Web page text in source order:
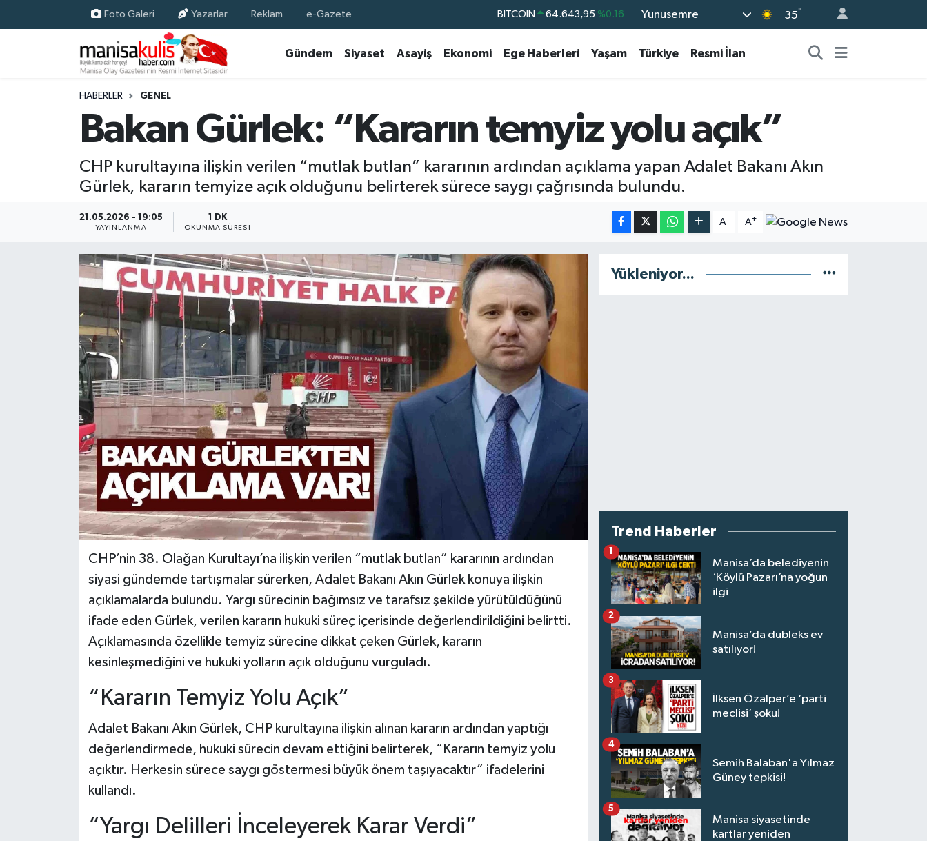
Foto Galeri Yazarlar Reklam e-Gazete BITCOIN 64.643,95 %0.16
EURO %0.02
6500.87
BİST100 13.799 %70
Yunusemre 35°
Gündem Siyaset Asayiş Ekonomi Ege Haberleri Yaşam Türkiye Resmi İlan
HABERLER GENEL
Bakan Gürlek: “Kararın temyiz yolu açık”
CHP kurultayına ilişkin verilen “mutlak butlan” kararının ardından açıklama yapan Adalet Bakanı Akın
Gürlek, kararın temyize açık olduğunu belirterek sürece saygı çağrısında bulundu.
21.05.2026 - 19:05
YAYINLANMA
1 DK
OKUNMA SÜRESI
A- A+
CHP’nin 38. Olağan Kurultayı’na ilişkin verilen “mutlak butlan” kararının ardından
siyasi gündemde tartışmalar sürerken, Adalet Bakanı Akın Gürlek konuya ilişkin
açıklamalarda bulundu. Yargı sürecinin bağımsız ve tarafsız şekilde yürütüldüğünü
ifade eden Gürlek, verilen kararın hukuki süreç içerisinde değerlendirildiğini belirtti.
Açıklamasında özellikle temyiz sürecine dikkat çeken Gürlek, kararın
kesinleşmediğini ve hukuki yolların açık olduğunu vurguladı.
“Kararın Temyiz Yolu Açık”
Adalet Bakanı Akın Gürlek, CHP kurultayına ilişkin alınan kararın ardından yaptığı
değerlendirmede, hukuki sürecin devam ettiğini belirterek, “Kararın temyiz yolu
açıktır. Herkesin sürece saygı göstermesi büyük önem taşıyacaktır” ifadelerini
kullandı.
“Yargı Delilleri İnceleyerek Karar Verdi”
Yükleniyor...
Trend Haberler
Manisa’da belediyenin
‘Köylü Pazarı’na yoğun
ilgi
1
Manisa’da dubleks ev
satılıyor!
2
İlksen Özalper’e ‘parti
meclisi’ şoku!
3
Semih Balaban'a Yılmaz
Güney tepkisi!
4
Manisa siyasetinde
kartlar yeniden
5
Gündem
Siyaset
Yunusemre Nöbetçi Eczaneler
Yunusemre Trafik Yoğunluk Haritası
Süper Lig Puan Durumu ve Fikstür
Tüm Manşetler
Son Dakika Haberleri
Haber Arşivi